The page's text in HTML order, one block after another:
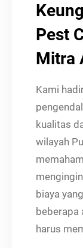
Pest
Mitra
Kami
kualitas
wilayah
biaya
beberapa
harus